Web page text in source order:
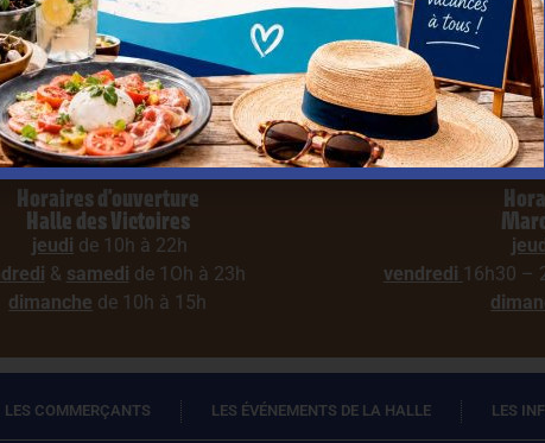
Horaires d'ouverture
Halle des Victoires
jeudi de 10h à 22h
& samedi de 1Oh à 23h
dimanche de 10h à 15h
vendredi 16h30 –
LES COMMERÇANTS LES ÉVÉNEMENTS DE LA HALLE LES